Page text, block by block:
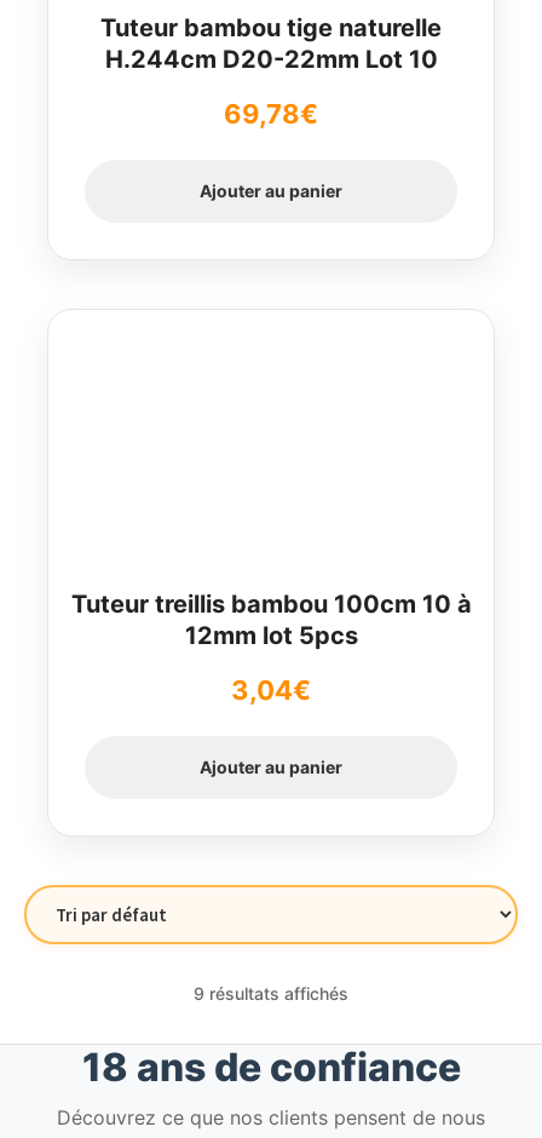
Tuteur bambou tige naturelle
H.244cm D20-22mm Lot 10
69,78€
Ajouter au panier
Tuteur treillis bambou 100cm 10 à
12mm lot 5pcs
3,04€
Ajouter au panier
9 résultats affichés
18 ans de confiance
Découvrez ce que nos clients pensent de nous